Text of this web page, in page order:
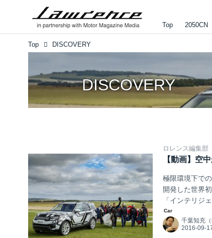
Top 2050CN
Top DISCOVERY
DISCOVERY
ロレンス編集部
【動画】空
極限環境下で
開発した世界
「インテリジ
スマートフォ
である。 落下
200km/h）の
千葉知充